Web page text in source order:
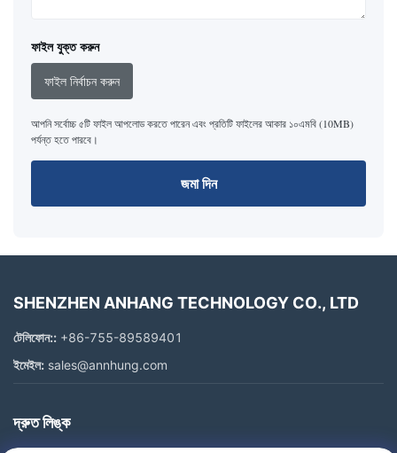
ফাইল যুক্ত করুন
ফাইল নির্বাচন করুন
আপনি সর্বোচ্চ ৫টি ফাইল আপলোড করতে পারেন এবং প্রতিটি ফাইলের আকার ১০এমবি (10MB)
পর্যন্ত হতে পারবে।
জমা দিন
SHENZHEN ANHANG TECHNOLOGY CO., LTD
টেলিফোন:: +86-755-89589401
ইমেইল: sales@annhung.com
দ্রুত লিঙ্ক